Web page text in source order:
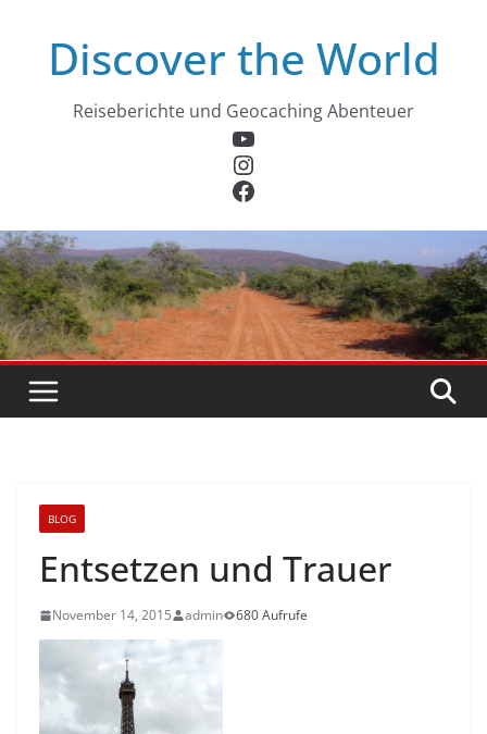
springenDiscover the World
Reiseberichte und Geocaching Abenteuer
YouTube
Instagram
Facebook
BLOG
Entsetzen und Trauer
November 14, 2015 admin 680 Aufrufe